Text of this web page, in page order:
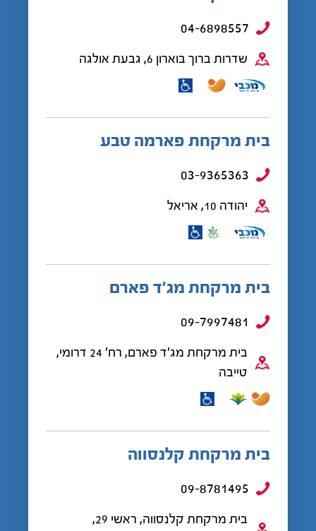
04-6898557
שדרות ברוך בוארון 6, גבעת אולגה
בית מרקחת פארמה טבע
03-9365363
יהודה 10, אריאל
בית מרקחת מג’ד פארם
09-7997481
בית מרקחת מג'ד פארם, רח' 24 דרומי,
טייבה
בית מרקחת קלנסווה
09-8781495
בית מרקחת קלנסווה, ראשי 29,